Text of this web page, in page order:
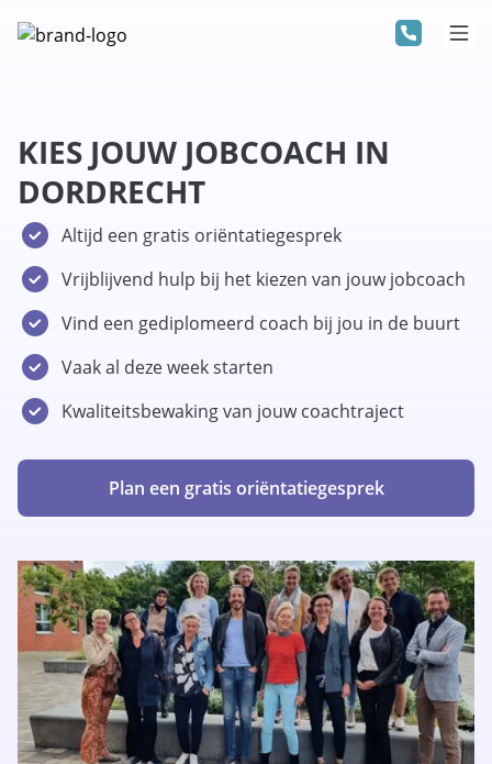
KIES JOUW JOBCOACH IN
DORDRECHT
Altijd een gratis oriëntatiegesprek
Vrijblijvend hulp bij het kiezen van jouw jobcoach
Vind een gediplomeerd coach bij jou in de buurt
Vaak al deze week starten
Kwaliteitsbewaking van jouw coachtraject
Plan een gratis oriëntatiegesprek